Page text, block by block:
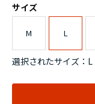
サイズ
M L
選択されたサイズ：L